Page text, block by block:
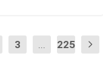
3 ... 225